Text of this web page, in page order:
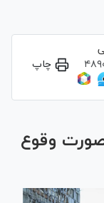
چاپ
صورت وقوع